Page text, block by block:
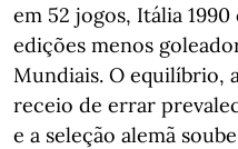
em 52 jogos, Itália
edições menos
Mundiais. O equilíbrio,
receio de errar
e a seleção alemã